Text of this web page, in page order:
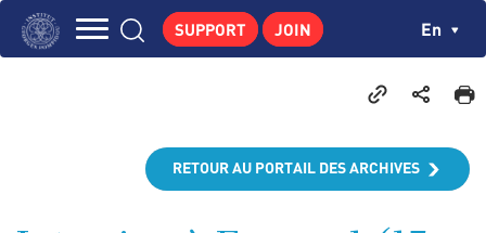
Skip
CENTRE DE RECHERCHES
PUBLICATIONS
SUPPORT JOIN En
RETOUR AU PORTAIL DES ARCHIVES
Cookies management panel